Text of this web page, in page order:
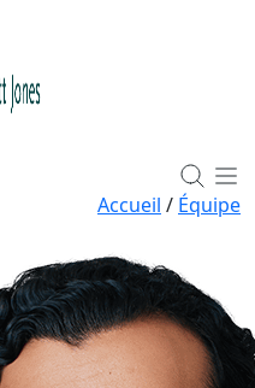
Accueil / Équipe